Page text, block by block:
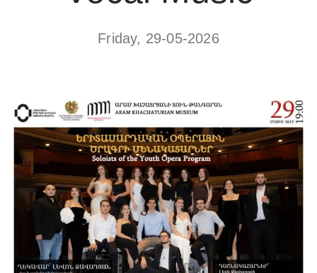
Friday, 29-05-2026